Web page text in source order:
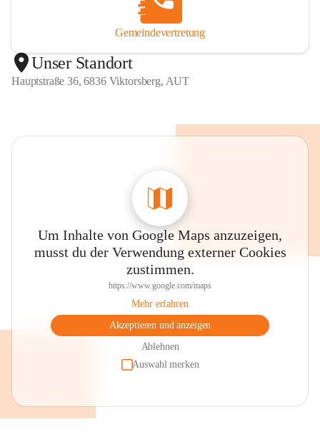
Gemeindevertretung
Unser Standort
Hauptstraße 36, 6836 Viktorsberg, AUT
Um Inhalte von Google Maps anzuzeigen,
musst du der Verwendung externer Cookies
zustimmen.
https://www.google.com/maps
Mehr erfahren
Akzeptieren und anzeigen
Ablehnen
Auswahl merken